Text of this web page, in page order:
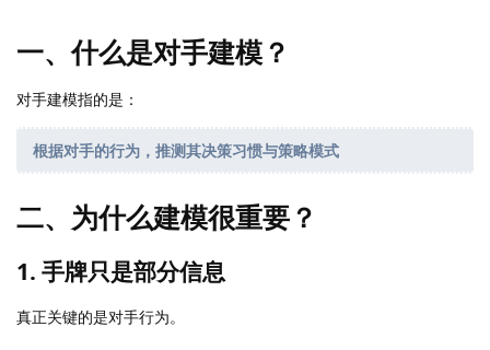
一、什么是对手建模？
对手建模指的是：
根据对手的行为，推测其决策习惯与策略模式
二、为什么建模很重要？
1. 手牌只是部分信息
真正关键的是对手行为。